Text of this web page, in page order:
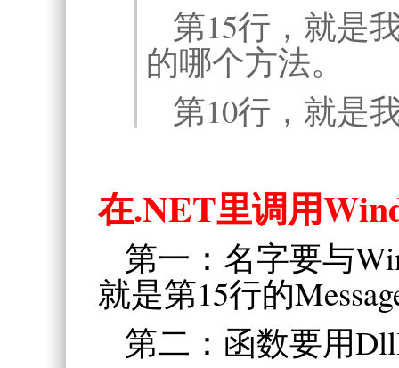
第15行，就是
的哪个方法。
第10行，就是
在.NET里调用
第一：名字要与
就是第15行的
第二：函数要用